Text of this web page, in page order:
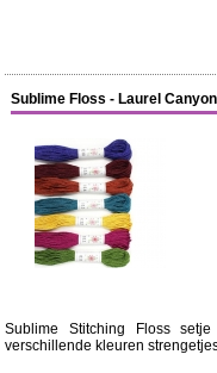
Sublime Floss - Laurel
Sublime Stitching Floss
verschillende kleuren